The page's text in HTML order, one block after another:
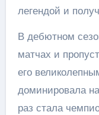
легендой и
В дебютном
матчах и
его
доминировала
раз стала